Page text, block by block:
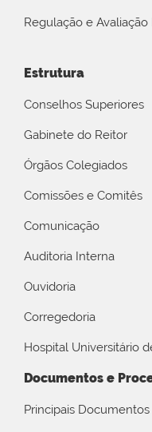
Regulação e
Estrutura
Conselhos Superiores
Gabinete do Reitor
Órgãos Colegiados
Comissões e Comitês
Comunicação
Auditoria Interna
Ouvidoria
Corregedoria
Hospital Universitário
Documentos e
Principais Documentos